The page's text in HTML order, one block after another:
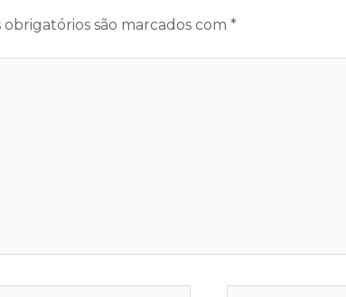
obrigatórios são marcados com *